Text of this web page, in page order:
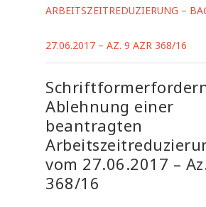
ARBEITSZEITREDUZIERUNG –
27.06.2017 – AZ. 9 AZR 368/16
Ablehnung einer
beantragten
vom 27.06.2017 –
368/16